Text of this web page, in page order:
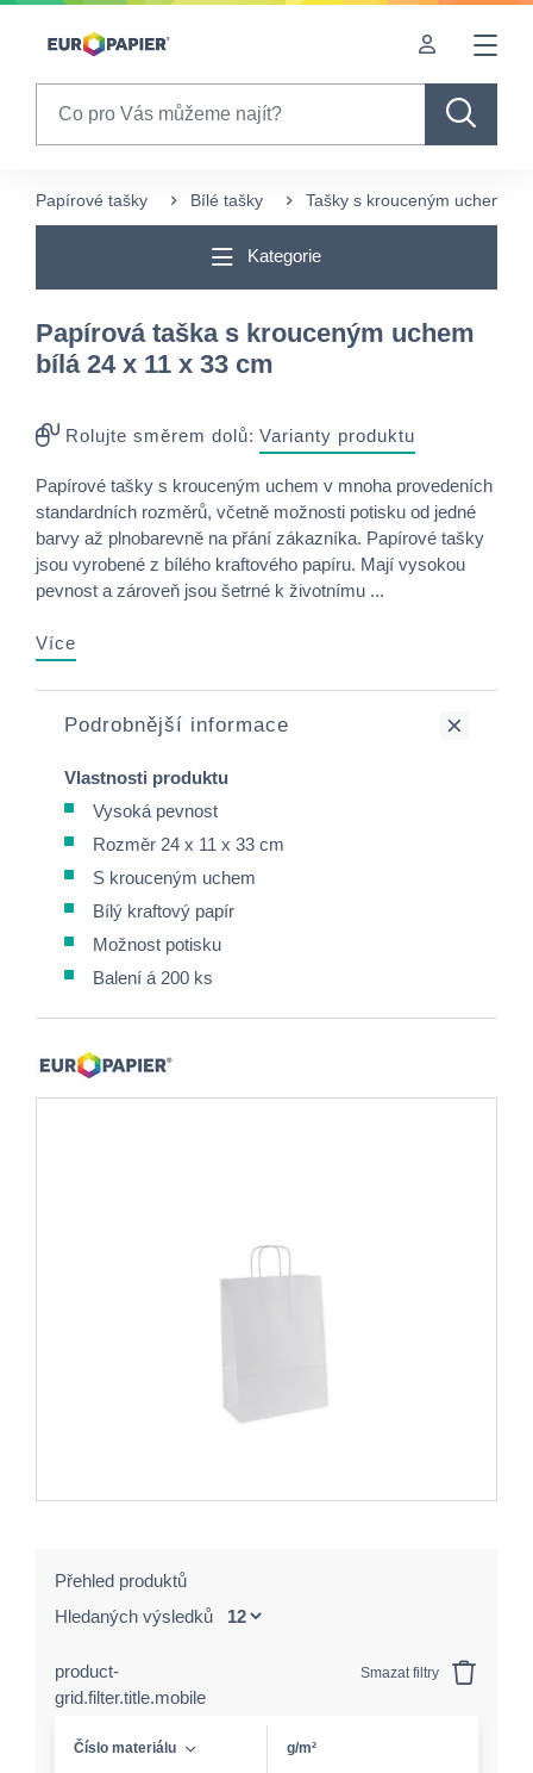
Table Of Content
Papírové tašky Bílé tašky Tašky s krouceným uchem
Kategorie
Papírová taška s krouceným uchem
bílá 24 x 11 x 33 cm
Rolujte směrem dolů: Varianty produktu
Papírové tašky s krouceným uchem v mnoha provedeních
standardních rozměrů, včetně možnosti potisku od jedné
barvy až plnobarevně na přání zákazníka. Papírové tašky
jsou vyrobené z bílého kraftového papíru. Mají vysokou
pevnost a zároveň jsou šetrné k životnímu ...
Více
Podrobnější informace
Vlastnosti produktu
Vysoká pevnost
Rozměr 24 x 11 x 33 cm
S krouceným uchem
Bílý kraftový papír
Možnost potisku
Balení á 200 ks
Přehled produktů
Hledaných výsledků
product-
grid.filter.title.mobile
Smazat filtry
Číslo materiálu g/m²